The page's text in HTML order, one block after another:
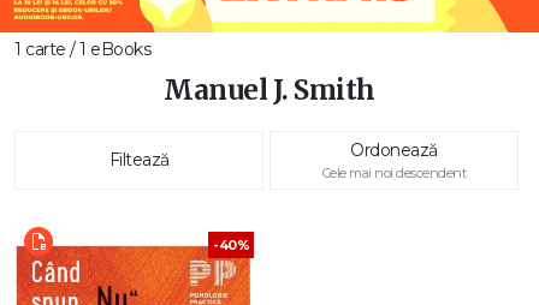
1 carte / 1 eBooks
Manuel J. Smith
Filtează Ordonează
Cele mai noi descendent
-40%